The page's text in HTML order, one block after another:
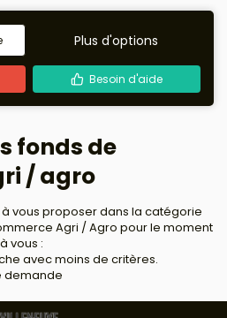
Plus d'options
Besoin d'aide
fonds de
/ agro
vous proposer dans la catégorie
Agri / Agro pour le moment
vous :
avec moins de critères.
demande